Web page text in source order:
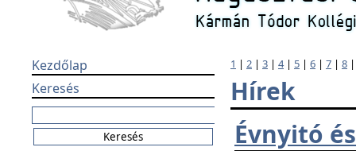
Kezdőlap
Keresés
1 | 2 | 3 | 4| 5 | 6 | 7 | 8
Hírek
Évnyitó